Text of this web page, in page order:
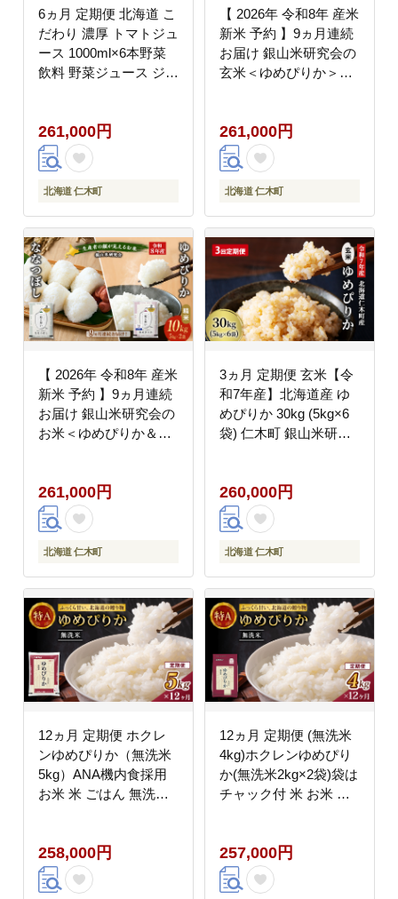
6ヵ月 定期便 北海道 こ
だわり 濃厚 トマトジュ
ース 1000ml×6本野菜
飲料 野菜ジュース ジュ
社コンセル]
261,000円
北海道 仁木町
【 2026年 令和8年 産米
新米 予約 】9ヵ月連続
お届け 銀山米研究会の
玄米＜ゆめぴりか＞
ぎり お弁当 北海道産
産地直送 時短 ごはん
[株式会社 松原米穀]
261,000円
北海道 仁木町
【 2026年 令和8年 産米
新米 予約 】9ヵ月連続
お届け 銀山米研究会の
お米＜ゆめぴりか＆な
飯 ライス 白米 精米 ブ
ランド米 おにぎり お弁
当 北海道産 [株式会社
松原米穀]
261,000円
北海道 仁木町
3ヵ月 定期便 玄米【令
和7年産】北海道産 ゆ
めぴりか 30kg (5kg×6
袋) 仁木町 銀山米研究
り お弁当 産地直送 主
食 ご飯 朝ごはん 夜ご
はん 昼ごはん[株式会社
松原米穀]
260,000円
北海道 仁木町
12ヵ月 定期便 ホクレ
ンゆめぴりか（無洗米
5kg）ANA機内食採用
お米 米 ごはん 無洗米
258,000円
12ヵ月 定期便 (無洗米
4kg)ホクレンゆめぴり
か(無洗米2kg×2袋)袋は
チャック付 米 お米 白
にぎり お弁当 [JA新お
たる]
257,000円